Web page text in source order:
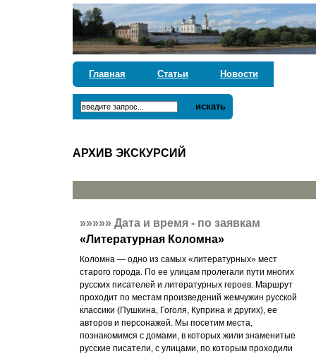
Главная Статьи Новости
искать
АРХИВ ЭКСКУРСИЙ
»»»»»Дата и время - по заявкам
«Литературная Коломна»
Коломна — одно из самых «литературных» мест
старого города. По ее улицам пролегали пути многих
русских писателей и литературных героев. Маршрут
проходит по местам произведений жемчужин русской
классики (Пушкина, Гоголя, Куприна и других), ее
авторов и персонажей. Мы посетим места,
познакомимся с домами, в которых жили знаменитые
русские писатели, с улицами, по которым проходили